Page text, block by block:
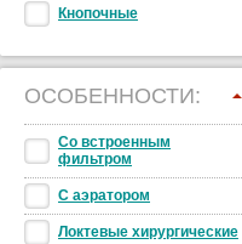
Кнопочные
ОСОБЕННОСТИ:
Со встроенным
фильтром
С аэратором
Локтевые хирургические